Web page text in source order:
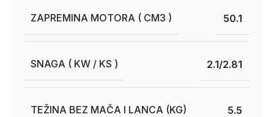
ZAPREMINA MOTORA ( CM3 ) 50.1
SNAGA ( KW / KS ) 2.1/2.81
TEŽINA BEZ MAČA I LANCA (KG) 5.5